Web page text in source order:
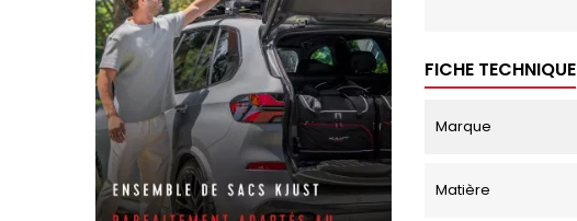
FICHE TECHNIQUE
Marque
Matière